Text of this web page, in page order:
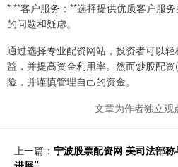
* **客户服务：**选择提供优质客户服
的问题和疑虑。
通过选择专业配资网站，投资者可以
益，并提高资金利用率。然而炒股配
险，并谨慎管理自己的资金。
文章为作者独立观
上一篇： 宁波股票配资网 美司法部